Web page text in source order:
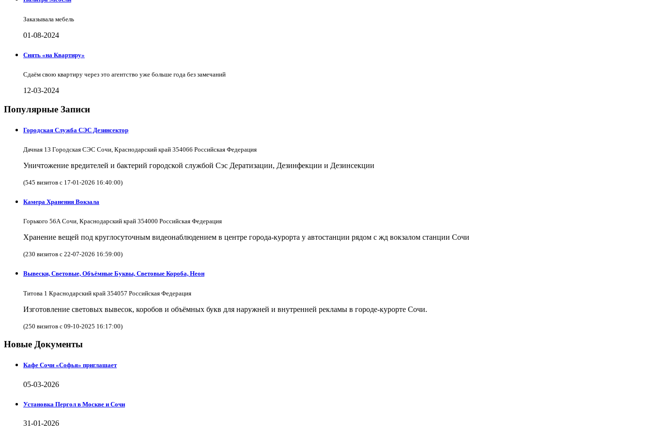
Заказывала мебель
01-08-2024
Снять «на Квартиру»
Сдаём свою квартиру через это агентство уже больше года без замечаний
12-03-2024
Популярные Записи
Городская Служба СЭС Дезинсектор
Дачная 13 Городская СЭС Сочи, Краснодарский край 354066 Российская Федерация
Уничтожение вредителей и бактерий городской службой Сэс Дератизации, Дезинфекции и Дезинсекции
(545 визитов с 17-01-2026 16:40:00)
Камера Хранения Вокзала
Горького 56А Сочи, Краснодарский край 354000 Российская Федерация
Хранение вещей под круглосуточным видеонаблюдением в центре города-курорта у автостанции рядом с жд вокзалом станции Сочи
(230 визитов с 22-07-2026 16:59:00)
Вывески, Световые, Объёмные Буквы, Световые Короба, Неон
Титова 1 Краснодарский край 354057 Российская Федерация
Изготовление световых вывесок, коробов и объёмных букв для наружней и внутренней рекламы в городе-курорте Сочи.
(250 визитов с 09-10-2025 16:17:00)
Новые Документы
Кафе Сочи «Софья» приглашает
05-03-2026
Установка Пергол в Москве и Сочи
31-01-2026